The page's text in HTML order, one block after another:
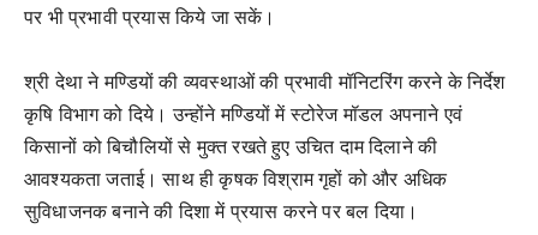
पर भी प्रभावी प्रयास किये जा सकें।
श्री देथा ने मण्डियों की व्यवस्थाओं की प्रभावी मॉनिटरिंग करने के निर्देश
कृषि विभाग को दिये। उन्होंने मण्डियों में स्टोरेज मॉडल अपनाने एवं
किसानों को बिचौलियों से मुक्त रखते हुए उचित दाम दिलाने की
आवश्यकता जताई। साथ ही कृषक विश्राम गृहों को और अधिक
सुविधाजनक बनाने की दिशा में प्रयास करने पर बल दिया।